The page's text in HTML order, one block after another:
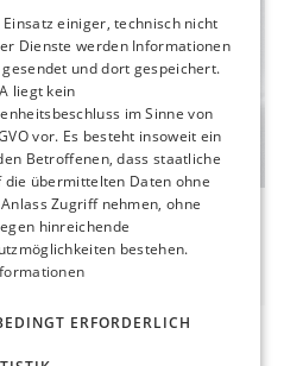
einiger, technisch nicht
Dienste werden Informationen
gesendet und dort gespeichert.
liegt kein
im Sinne von
vor. Es besteht insoweit ein
Betroffenen, dass staatliche
die übermittelten Daten ohne
Zugriff nehmen, ohne
hinreichende
bestehen.
ERFORDERLICH